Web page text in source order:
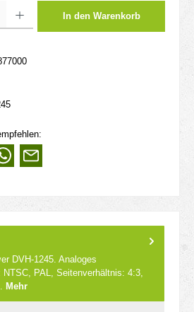
In den Warenkorb
DVH-1245. Analoges
PAL, Seitenverhältnis: 4:3,
Mehr